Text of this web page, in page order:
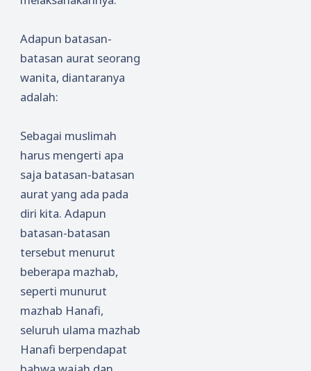
Adapun batasan-
batasan aurat seorang
wanita, diantaranya
adalah:
Sebagai muslimah
harus mengerti apa
saja batasan-batasan
aurat yang ada pada
diri kita. Adapun
batasan-batasan
tersebut menurut
beberapa mazhab,
seperti munurut
mazhab Hanafi,
seluruh ulama mazhab
Hanafi berpendapat